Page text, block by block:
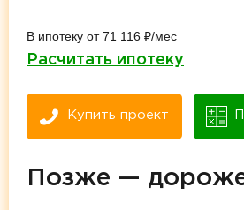
В ипотеку от 71 116 ₽/мес
Расчитать ипотеку
Купить проект
Позже —